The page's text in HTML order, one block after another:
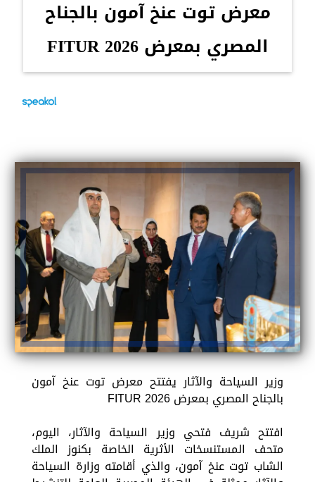
معرض توت عنخ آمون بالجناح
المصري بمعرض FITUR 2026
وزير السياحة والآثار يفتتح معرض توت عنخ آمون
بالجناح المصري بمعرض FITUR 2026
افتتح شريف فتحي وزير السياحة والآثار، اليوم،
متحف المستنسخات الأثرية الخاصة بكنوز الملك
الشاب توت عنخ آمون، والذي أقامته وزارة السياحة